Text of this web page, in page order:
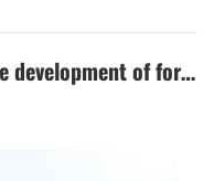
betrieben werden,
und an anderen
-Operat...
four major trends in the future development of forklifts